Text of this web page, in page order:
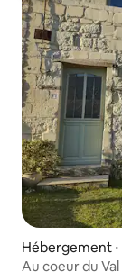
Hébergement ⋅
Au coeur du